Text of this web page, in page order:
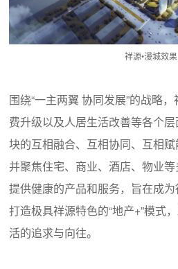
祥源•漫城效
围绕“一主两翼 协同发展”的战略
费升级以及人居生活改善等各个
块的互相融合、互相协同、互相
并聚焦住宅、商业、酒店、物业
提供健康的产品和服务，旨在成为
打造极具祥源特色的“地产+”模式
活的追求与向往。